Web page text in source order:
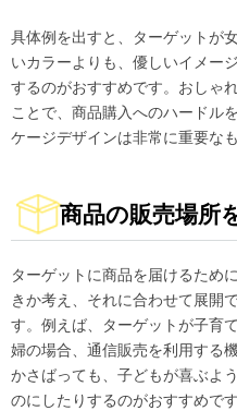
具体例を出すと、ターゲットが
いカラーよりも、優しいイメー
するのがおすすめです。おしゃ
ことで、商品購入へのハードル
ケージデザインは非常に重要な
商品の販売場所
ターゲットに商品を届けるため
きか考え、それに合わせて展開
す。例えば、ターゲットが子育
婦の場合、通信販売を利用する
かさばっても、子どもが喜ぶよ
のにしたりするのがおすすめです